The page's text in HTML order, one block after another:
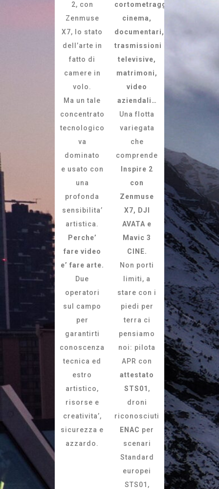
2, con
Zenmuse
X7, lo stato
dell’arte in
fatto di
camere in
volo.
Ma un tale
concentrato
tecnologico
va
dominato
e usato con
una
profonda
sensibilita’
artistica.
Perche’
fare video
e’ fare arte.
Due
operatori
sul campo
per
garantirti
conoscenza
tecnica ed
estro
artistico,
risorse e
creativita’,
sicurezza e
azzardo.
cortometraggi,
cinema,
documentari,
trasmissioni
televisive,
matrimoni,
video
aziendali…
Una flotta
variegata
che
comprende
Inspire 2
con
Zenmuse
X7, DJI
AVATA e
Mavic 3
CINE.
Non porti
limiti, a
stare con i
piedi per
terra ci
pensiamo
noi: pilota
APR con
attestato
STS01 ,
droni
riconosciuti
ENAC per
scenari
Standard
europei
STS01,